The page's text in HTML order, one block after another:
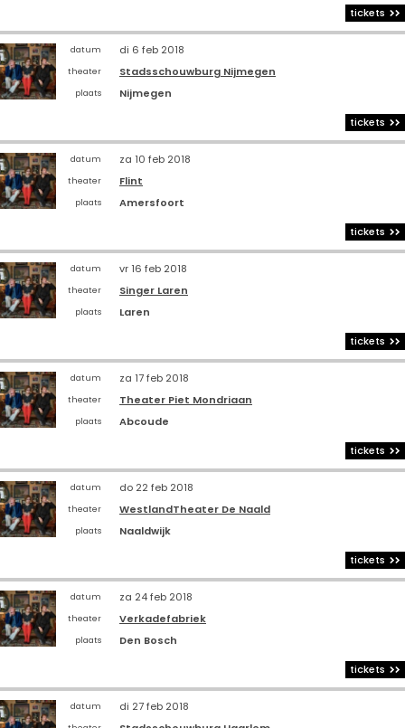
tickets
datum di 6 feb 2018
theater Stadsschouwburg Nijmegen
plaats
Nijmegen
tickets
datum za 10 feb 2018
theater Flint
plaats
Amersfoort
tickets
datum vr 16 feb 2018
theater Singer Laren
plaats
Laren
tickets
datum za 17 feb 2018
theater Theater Piet Mondriaan
plaats
Abcoude
tickets
datum do 22 feb 2018
theater WestlandTheater De Naald
plaats
Naaldwijk
tickets
datum za 24 feb 2018
theater Verkadefabriek
plaats
Den Bosch
tickets
datum di 27 feb 2018